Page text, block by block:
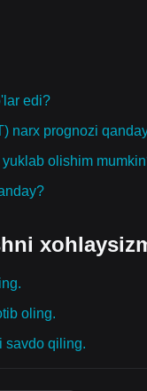
edi?
narx prognozi
olishim
oling.
savdo qiling.